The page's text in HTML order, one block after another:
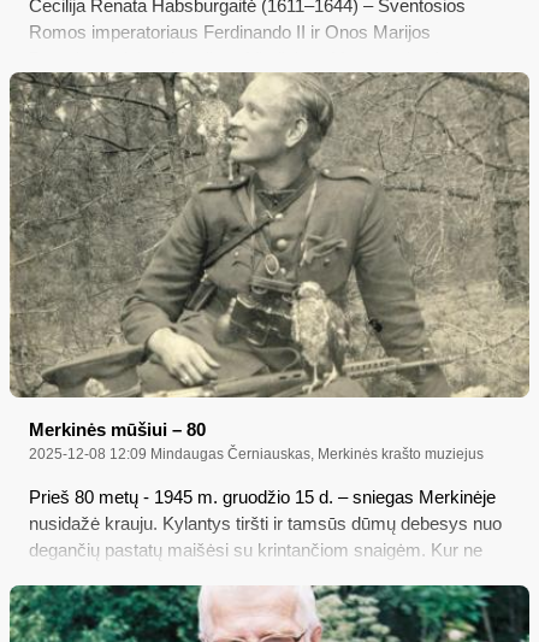
Cecilija Renata Habsburgaitė (1611–1644) – Šventosios
Romos imperatoriaus Ferdinando II ir Onos Marijos
Merkinėje, pirmoji žmona…
Merkinės mūšiui – 80
2025-12-08 12:09 Mindaugas Černiauskas, Merkinės krašto muziejus
Prieš 80 metų - 1945 m. gruodžio 15 d. – sniegas Merkinėje
nusidažė krauju. Kylantys tiršti ir tamsūs dūmų debesys nuo
degančių pastatų maišėsi su krintančiom snaigėm. Kur ne
bei tolstančios Lietuvos partizanų komandos atsitraukti. Čia
ką tik įvyko kova – viena iš garsiausių Lietuvos partizanų